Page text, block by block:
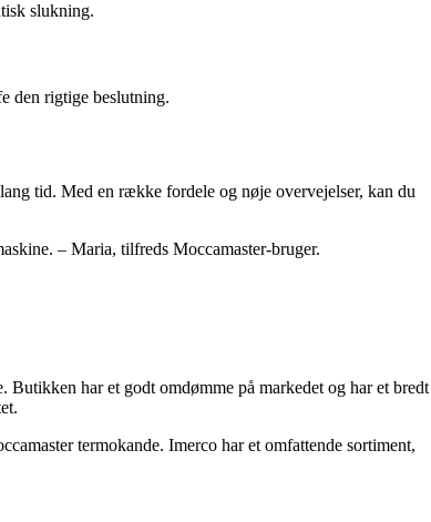
slukning.
den rigtige beslutning.
tid. Med en række fordele og nøje overvejelser, kan du
– Maria, tilfreds Moccamaster-bruger.
har et godt omdømme på markedet og har et bredt
termokande. Imerco har et omfattende sortiment,